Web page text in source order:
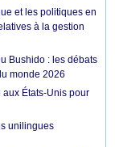
et les politiques en
à la gestion
Bushido : les débats
monde 2026
États-Unis pour
unilingues